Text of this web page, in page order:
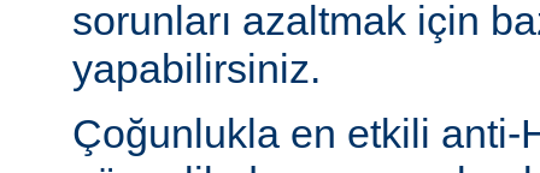
sorunları azaltmak için
yapabilirsiniz.
Çoğunlukla en etkili anti-